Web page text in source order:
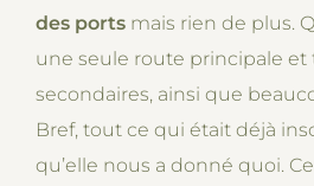
des ports mais rien de plus.
une seule route principale et
secondaires, ainsi que
Bref, tout ce qui était déjà
qu’elle nous a donné quoi.